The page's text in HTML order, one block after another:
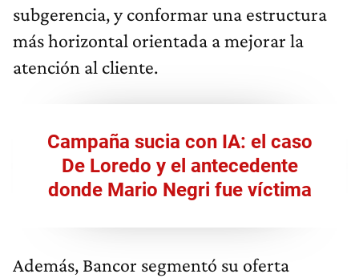
subgerencia, y conformar una estructura
más horizontal orientada a mejorar la
atención al cliente.
Campaña sucia con IA: el caso
De Loredo y el antecedente
donde Mario Negri fue víctima
Además, Bancor segmentó su oferta